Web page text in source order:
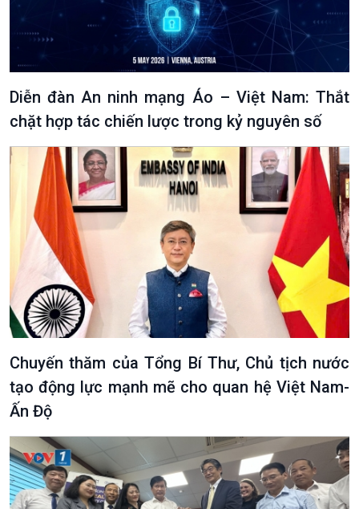
Podcast
Góc nhìn VOV1
Bình luận
10 phút Sự kiện - Luận bàn
Câu chuyện thời sự
Đối thoại
Diễn đàn chủ nhật
Diễn đàn An ninh mạng Áo – Việt Nam: Thắt
chặt hợp tác chiến lược trong kỷ nguyên số
Chuyến thăm của Tổng Bí Thư, Chủ tịch nước
tạo động lực mạnh mẽ cho quan hệ Việt Nam-
Ấn Độ